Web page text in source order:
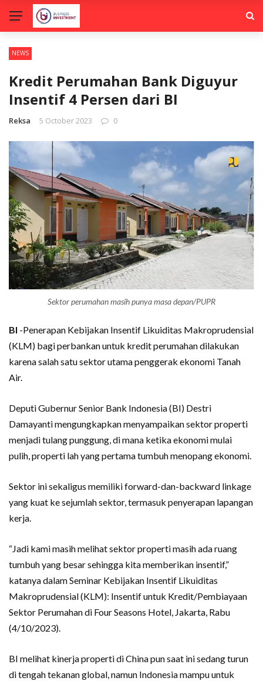
NEWS
Kredit Perumahan Bank Diguyur
Insentif 4 Persen dari BI
Reksa 5 October 2023 0
Sektor perumahan masih punya masa depan/PUPR
BI -Penerapan Kebijakan Insentif Likuiditas Makroprudensial
(KLM) bagi perbankan untuk kredit perumahan dilakukan
karena salah satu sektor utama penggerak ekonomi Tanah
Air.
Deputi Gubernur Senior Bank Indonesia (BI) Destri
Damayanti mengungkapkan menyampaikan sektor properti
menjadi tulang punggung, di mana ketika ekonomi mulai
pulih, properti lah yang pertama tumbuh menopang ekonomi.
Sektor ini sekaligus memiliki forward-dan-backward linkage
yang kuat ke sejumlah sektor, termasuk penyerapan lapangan
kerja.
“Jadi kami masih melihat sektor properti masih ada ruang
tumbuh yang besar sehingga kita memberikan insentif,”
katanya dalam Seminar Kebijakan Insentif Likuiditas
Makroprudensial (KLM): Insentif untuk Kredit/Pembiayaan
Sektor Perumahan di Four Seasons Hotel, Jakarta, Rabu
(4/10/2023).
BI melihat kinerja properti di China pun saat ini sedang turun
di tengah tekanan global, namun Indonesia mampu untuk